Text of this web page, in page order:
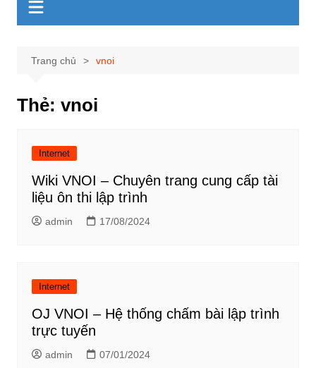
Trang chủ vnoi
Thẻ: vnoi
Internet
Wiki VNOI – Chuyên trang cung cấp tài
liệu ôn thi lập trình
admin 17/08/2024
Internet
OJ VNOI – Hệ thống chấm bài lập trình
trực tuyến
admin 07/01/2024